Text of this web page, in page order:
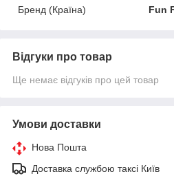
Бренд (Країна) Fun
Відгуки про товар
Ще немає відгуків про цей товар
Умови доставки
Нова Пошта
Доставка службою таксі Київ